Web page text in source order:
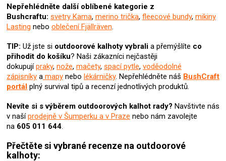
Nepřehlédněte další oblíbené kategorie z
Bushcraftu: svetry Kama, merino trička, fleecové bundy, mikiny
Lasting nebo oblečení Fjällräven.
TIP: Už jste si outdoorové kalhoty vybrali a přemýšlíte co
přihodit do košíku? Naši zákazníci nejčastěji
dokupujípraky, nože, mačety, spací pytle, voděodolné
zápisníky a mapy nebo lékárničky. Nepřehlédněte náš BushCraft
portál plný survival tipů a recenzí jednotlivých produktů.
Nevíte si s výběrem outdoorových kalhot rady? Navštivte nás
v naší prodejně v Šumperku a v Praze nebo nám zavolejte
na 605 011 644.
Přečtěte si vybrané recenze na outdoorové
kalhoty: